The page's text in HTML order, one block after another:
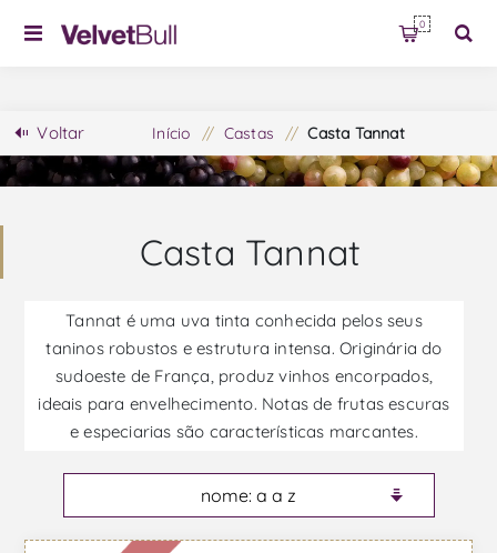
0
Voltar Início / Castas / Casta Tannat
Casta Tannat
Tannat é uma uva tinta conhecida pelos seus
taninos robustos e estrutura intensa. Originária do
sudoeste de França, produz vinhos encorpados,
ideais para envelhecimento. Notas de frutas escuras
e especiarias são características marcantes.